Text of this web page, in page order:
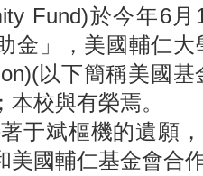
Fund)於今年6
金」，美國輔仁
以下簡稱美國
校與有榮焉。
于斌樞機的遺願
美國輔仁基金會合